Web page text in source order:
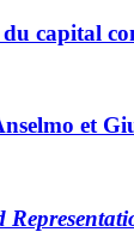
capital
et